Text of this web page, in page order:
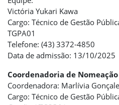
Victória Yukari Kawa
Cargo: Técnico de Gestão
TGPA01
Telefone: (43) 3372-4850
Data de admissão: 13/10/2025
Coordenadoria de Nomeação
Coordenadora: Marlívia
Cargo: Técnico de Gestão